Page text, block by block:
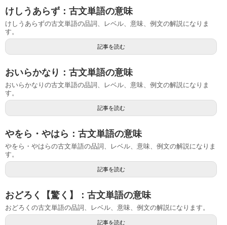
けしうあらず：古文単語の意味
けしうあらずの古文単語の品詞、レベル、意味、例文の解説になりま
す。
記事を読む
おいらかなり：古文単語の意味
おいらかなりの古文単語の品詞、レベル、意味、例文の解説になりま
す。
記事を読む
やをら・やはら：古文単語の意味
やをら・やはらの古文単語の品詞、レベル、意味、例文の解説になりま
す。
記事を読む
おどろく【驚く】：古文単語の意味
おどろくの古文単語の品詞、レベル、意味、例文の解説になります。
記事を読む